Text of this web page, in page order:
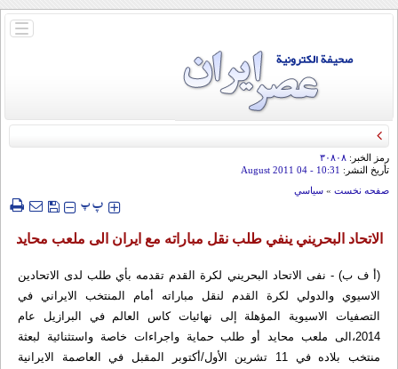
باز
رمز الخبر: ۳۰۸۰۸
تأريخ النشر: 10:31
- 04 August 2011
صفحه نخست » سياسي
‍‍‍ پپ
الاتحاد البحريني ينفي طلب نقل مباراته مع ايران الى ملعب محايد
(أ ف ب) - نفى الاتحاد البحريني لكرة القدم تقدمه بأي طلب لدى الاتحادين
الاسيوي والدولي لكرة القدم لنقل مباراته أمام المنتخب الايراني في
التصفيات الاسيوية المؤهلة إلى نهائيات كاس العالم في البرازيل عام
2014،الى ملعب محايد أو طلب حماية واجراءات خاصة واستثنائية لبعثة
منتخب بلاده في 11 تشرين الأول/أكتوبر المقبل في العاصمة الايرانية